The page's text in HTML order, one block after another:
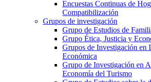
Encuestas Continuas de
Compatibilización
Grupos de investigación
Grupo de Estudios de
Grupo Ética, Justicia y
Grupos de Investigación en
Económica
Grupo de Investigación en
Economía del Turismo